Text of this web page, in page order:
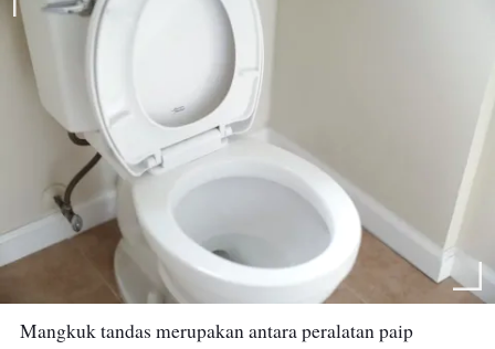
Mangkuk tandas merupakan antara peralatan paip